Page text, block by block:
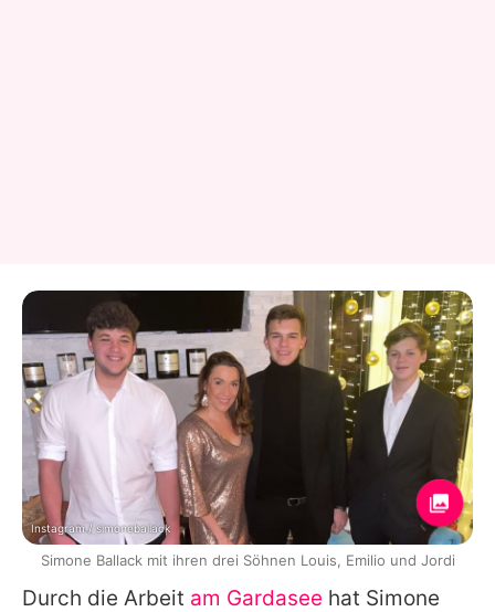
Durch die Arbeit am Gardasee hat Simone
Instagram / simoneballack
Simone Ballack mit ihren drei Söhnen Louis, Emilio und Jordi